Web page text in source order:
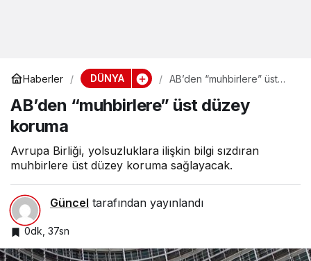
Haberler DÜNYA
AB’den “muhbirlere” üst
AB’den “muhbirlere” üst düzey
koruma
Avrupa Birliği, yolsuzluklara ilişkin bilgi sızdıran
muhbirlere üst düzey koruma sağlayacak.
Güncel tarafından yayınlandı
0dk, 37sn